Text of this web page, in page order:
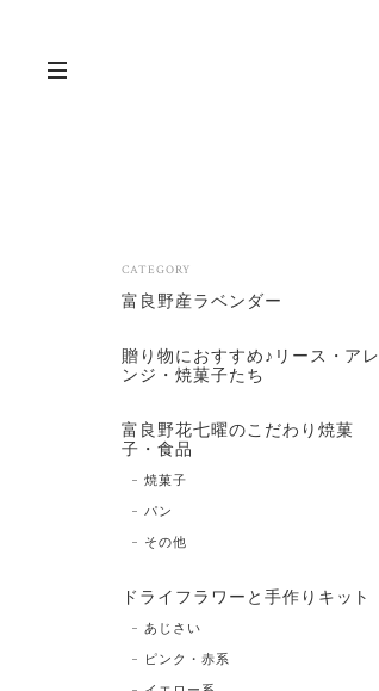
CATEGORY
富良野産ラベンダー
贈り物におすすめ♪リース・アレ
ンジ・焼菓子たち
富良野花七曜のこだわり焼菓
子・食品
焼菓子
パン
その他
ドライフラワーと手作りキット
あじさい
ピンク・赤系